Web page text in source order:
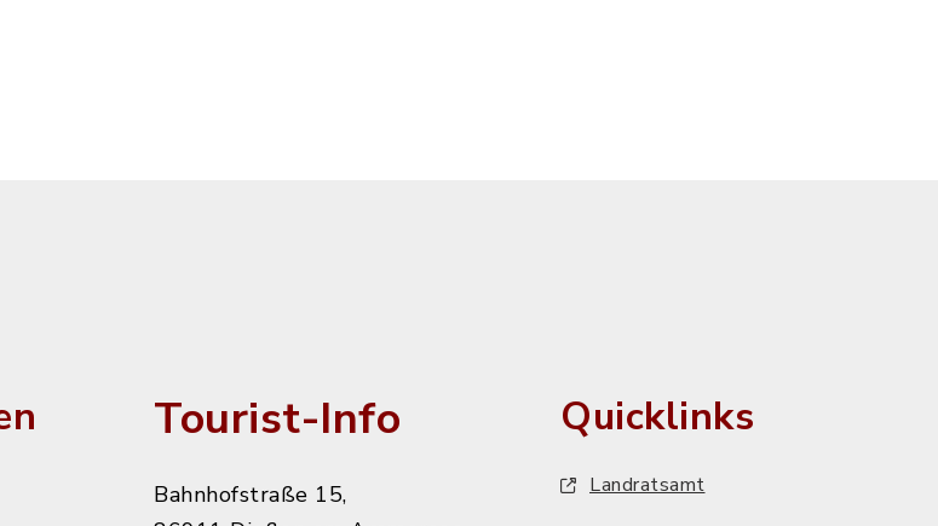
Tourist-Info
Bahnhofstraße 15,
Quicklinks
Landratsamt